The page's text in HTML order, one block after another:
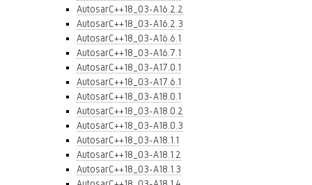
AutosarC++18_03-A16.2.2
AutosarC++18_03-A16.2.3
AutosarC++18_03-A16.6.1
AutosarC++18_03-A16.7.1
AutosarC++18_03-A17.0.1
AutosarC++18_03-A17.6.1
AutosarC++18_03-A18.0.1
AutosarC++18_03-A18.0.2
AutosarC++18_03-A18.0.3
AutosarC++18_03-A18.1.1
AutosarC++18_03-A18.1.2
AutosarC++18_03-A18.1.3